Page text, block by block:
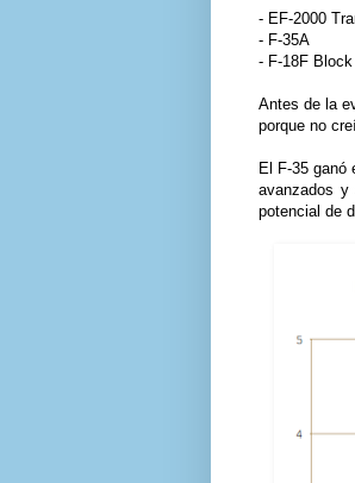
- EF-2000
- F-35A
- F-18F
Antes de la
porque no
El F-35 ganó
avanzados
potencial de